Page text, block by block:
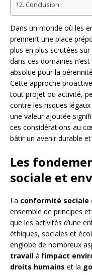
Conclusion
Dans un monde où les
prennent une place
plus en plus scrutées
dans ces domaines
absolue pour la
Cette approche
tout projet ou activité,
contre les risques
une valeur ajoutée
ces considérations au
bâtir un avenir durable
Les
sociale et
La conformité sociale
ensemble de principes
que les activités d’une
éthiques, sociales et
englobe de nombreux
travail à l’impact
droits humains et la